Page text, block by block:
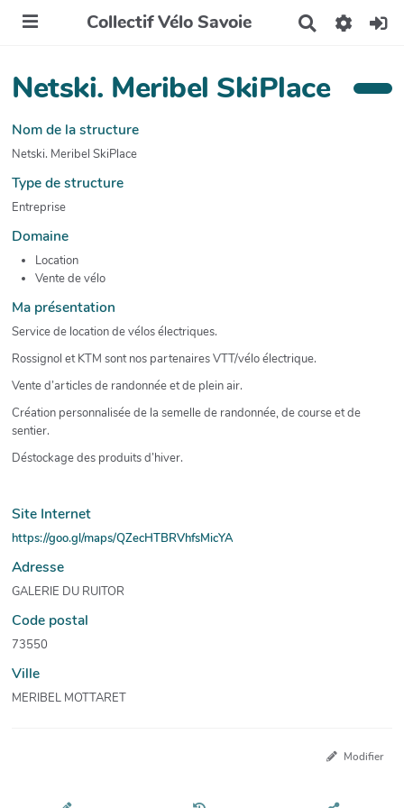
Collectif Vélo Savoie
e
Netski. Meribel SkiPlace
Nom de la structure
Netski. Meribel SkiPlace
Type de structure
Entreprise
Domaine
Location
Vente de vélo
Ma présentation
Service de location de vélos électriques.
Rossignol et KTM sont nos partenaires VTT/vélo électrique.
Vente d’articles de randonnée et de plein air.
Création personnalisée de la semelle de randonnée, de course et de
sentier.
Déstockage des produits d’hiver.
Site Internet
https://goo.gl/maps/QZecHTBRVhfsMicYA
Adresse
GALERIE DU RUITOR
Code postal
73550
Ville
MERIBEL MOTTARET
Modifier